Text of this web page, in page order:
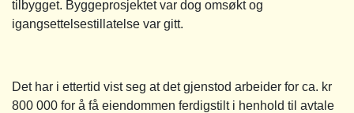
tilbygget. Byggeprosjektet var dog omsøkt og
igangsettelsestillatelse var gitt.
Det har i ettertid vist seg at det gjenstod arbeider for ca. kr
800 000 for å få eiendommen ferdigstilt i henhold til avtale